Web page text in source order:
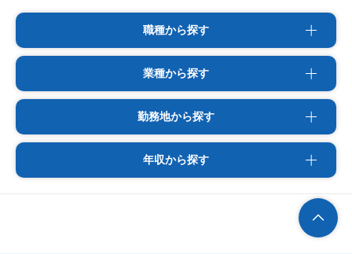
職種から探す
業種から探す
勤務地から探す
年収から探す